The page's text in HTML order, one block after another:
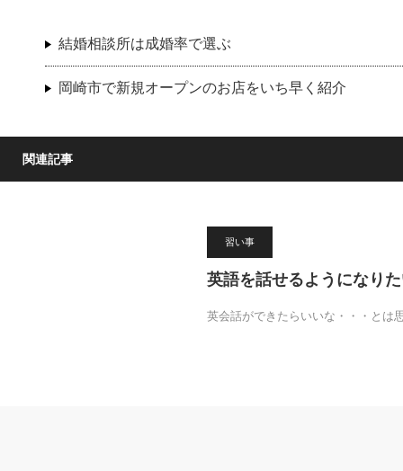
結婚相談所は成婚率で選ぶ
岡崎市で新規オープンのお店をいち早く紹介
関連記事
習い事
英語を話せるようになり
英会話ができたらいいな・・・と